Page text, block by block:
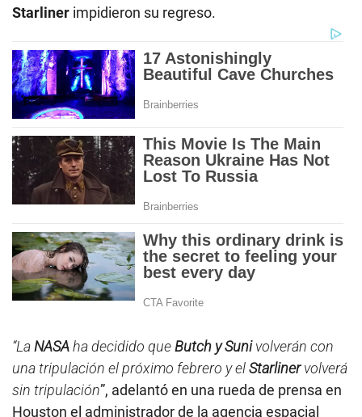
Starliner impidieron su regreso.
“LaNASAha decidido queButch y Sunivolverán con
una tripulación el próximo febrero y elStarlinervolverá
sin tripulación”, adelantó en una rueda de prensa en
Houston el administrador de la agencia espacial